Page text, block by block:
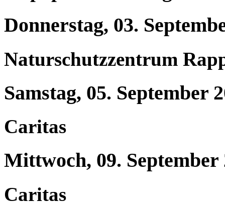
Donnerstag, 03.
Naturschutzzentrum
Samstag, 05. September
Caritas
Mittwoch, 09. September
Caritas